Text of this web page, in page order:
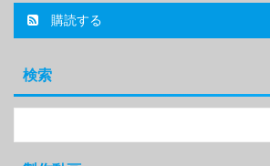
購読する
検索